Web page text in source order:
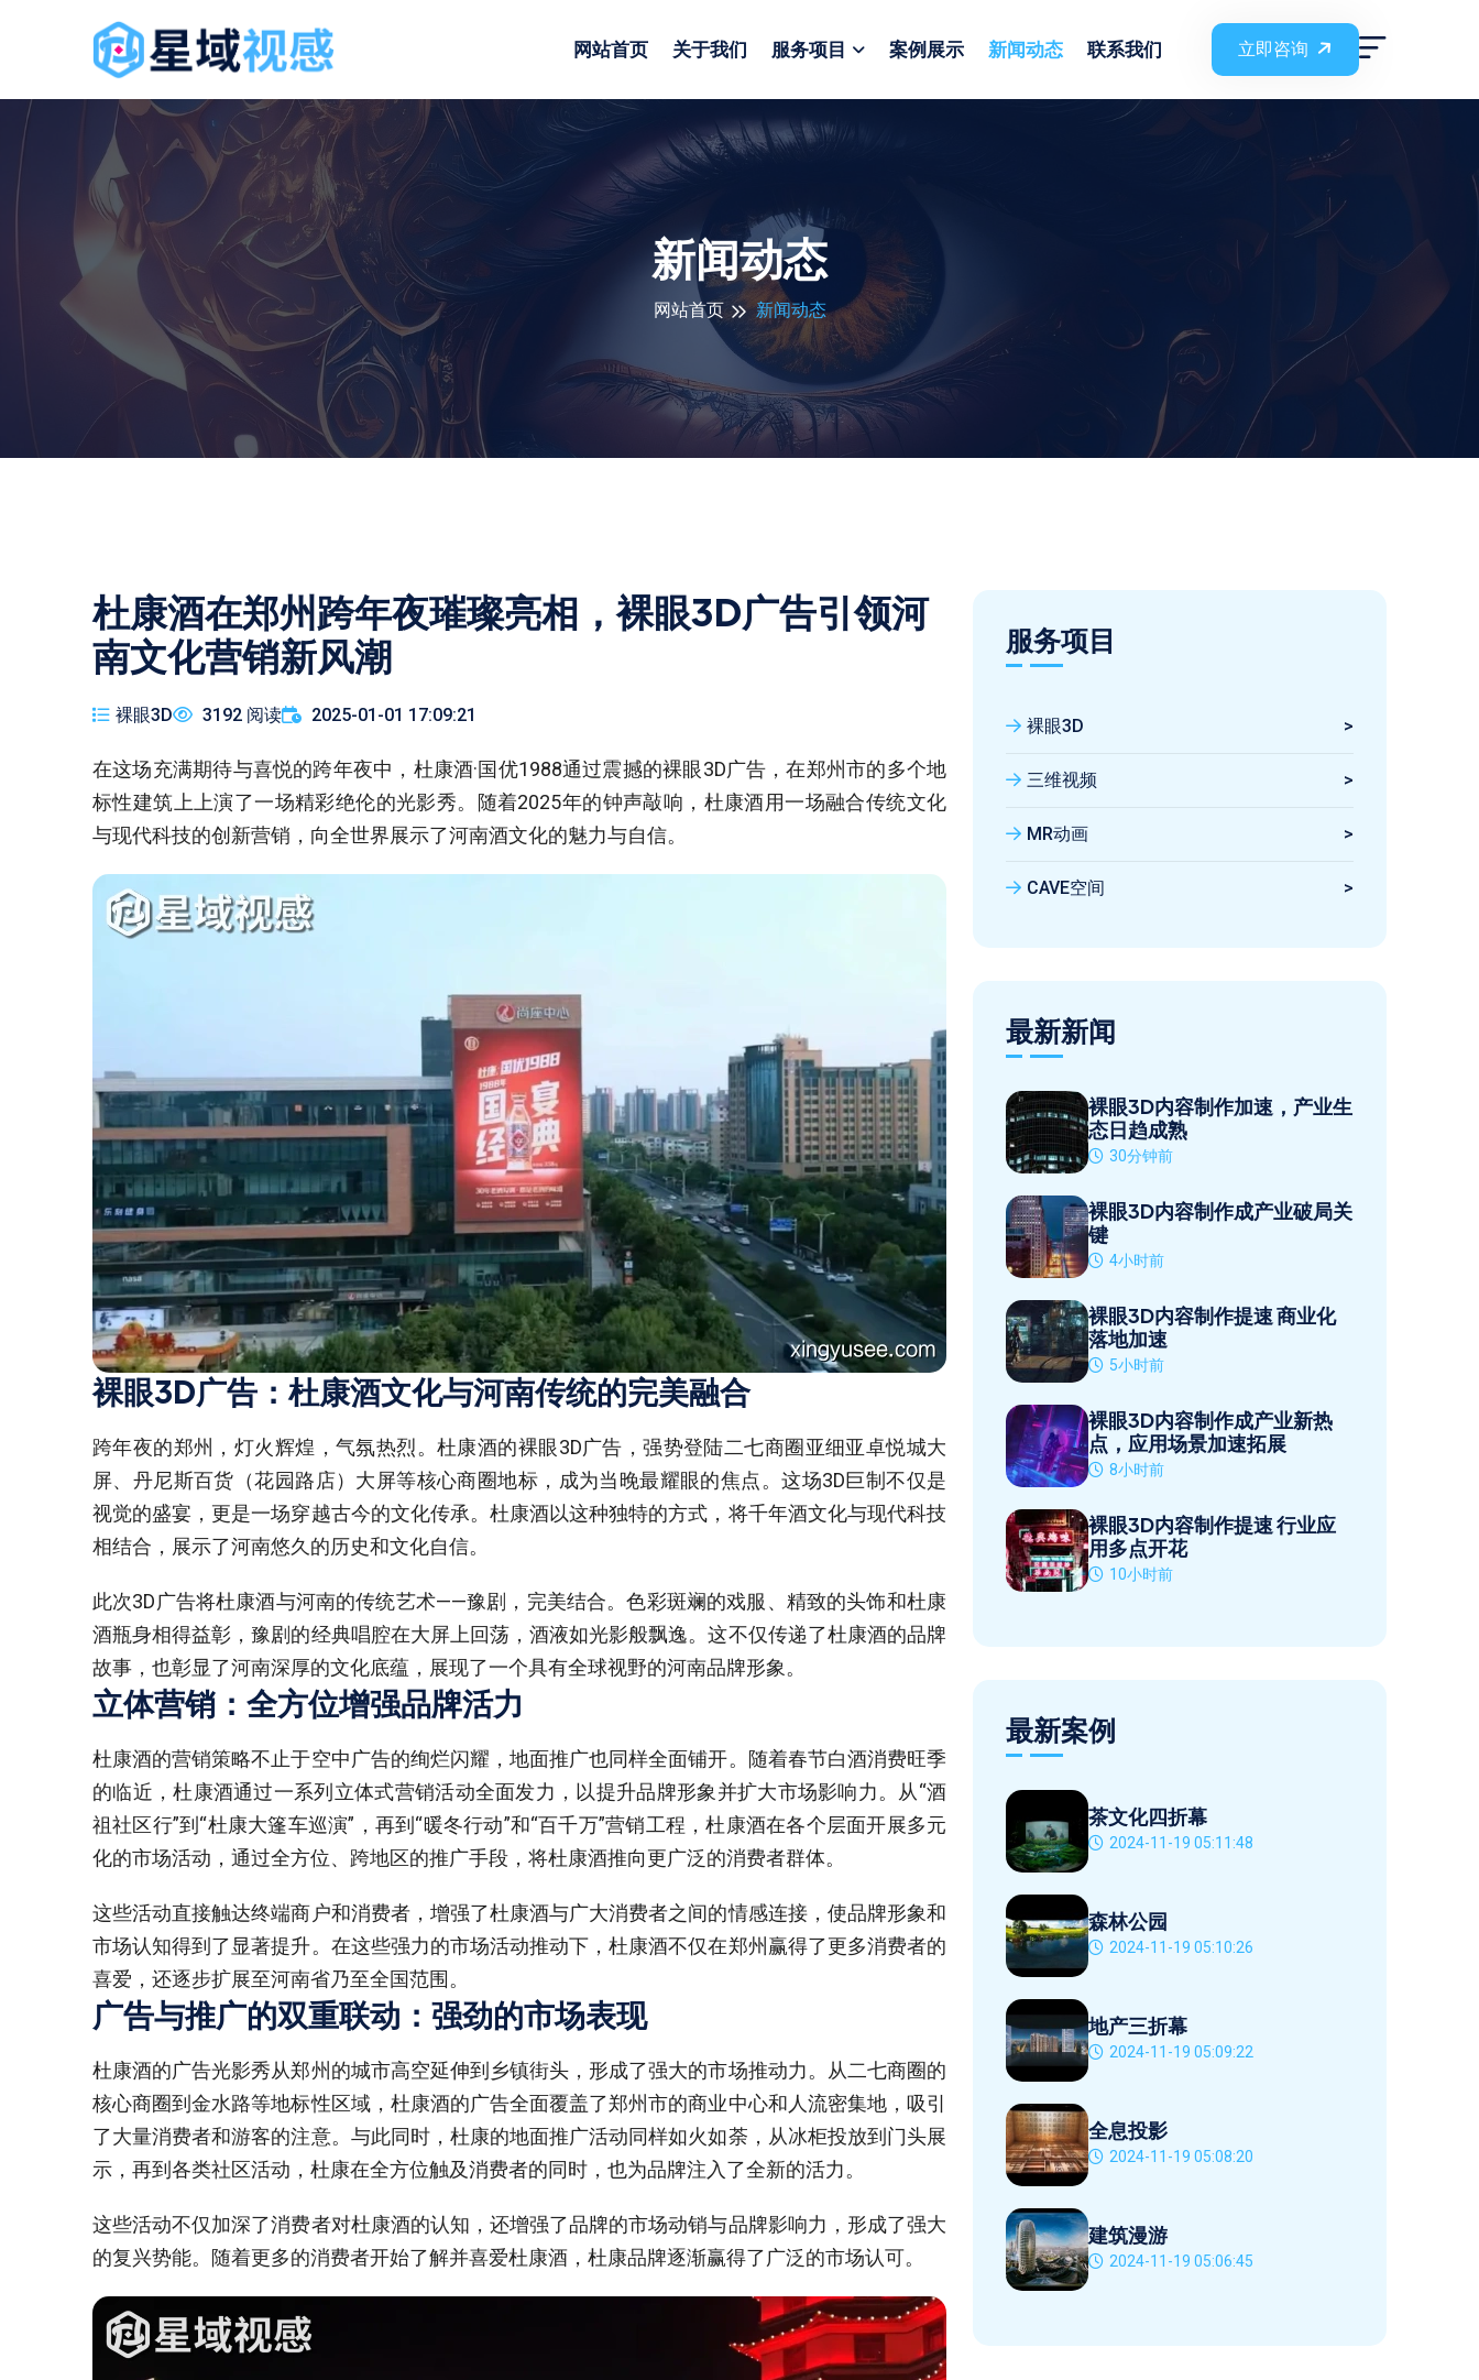
网站首页 关于我们 服务项目 案例展示 新闻动态 联系我们 立即咨询
新闻动态
网站首页 新闻动态
杜康酒在郑州跨年夜璀璨亮相，裸眼3D广告引领河
南文化营销新风潮
裸眼3D 3192 阅读 2025-01-01 17:09:21
在这场充满期待与喜悦的跨年夜中，杜康酒·国优1988通过震撼的裸眼3D广告，在郑州市的多个地
标性建筑上上演了一场精彩绝伦的光影秀。随着2025年的钟声敲响，杜康酒用一场融合传统文化
与现代科技的创新营销，向全世界展示了河南酒文化的魅力与自信。
裸眼3D广告：杜康酒文化与河南传统的完美融合
跨年夜的郑州，灯火辉煌，气氛热烈。杜康酒的裸眼3D广告，强势登陆二七商圈亚细亚卓悦城大
屏、丹尼斯百货（花园路店）大屏等核心商圈地标，成为当晚最耀眼的焦点。这场3D巨制不仅是
视觉的盛宴，更是一场穿越古今的文化传承。杜康酒以这种独特的方式，将千年酒文化与现代科技
相结合，展示了河南悠久的历史和文化自信。
此次3D广告将杜康酒与河南的传统艺术——豫剧，完美结合。色彩斑斓的戏服、精致的头饰和杜康
酒瓶身相得益彰，豫剧的经典唱腔在大屏上回荡，酒液如光影般飘逸。这不仅传递了杜康酒的品牌
故事，也彰显了河南深厚的文化底蕴，展现了一个具有全球视野的河南品牌形象。
立体营销：全方位增强品牌活力
杜康酒的营销策略不止于空中广告的绚烂闪耀，地面推广也同样全面铺开。随着春节白酒消费旺季
的临近，杜康酒通过一系列立体式营销活动全面发力，以提升品牌形象并扩大市场影响力。从“酒
祖社区行”到“杜康大篷车巡演”，再到“暖冬行动”和“百千万”营销工程，杜康酒在各个层面开展多元
化的市场活动，通过全方位、跨地区的推广手段，将杜康酒推向更广泛的消费者群体。
这些活动直接触达终端商户和消费者，增强了杜康酒与广大消费者之间的情感连接，使品牌形象和
市场认知得到了显著提升。在这些强力的市场活动推动下，杜康酒不仅在郑州赢得了更多消费者的
喜爱，还逐步扩展至河南省乃至全国范围。
广告与推广的双重联动：强劲的市场表现
杜康酒的广告光影秀从郑州的城市高空延伸到乡镇街头，形成了强大的市场推动力。从二七商圈的
核心商圈到金水路等地标性区域，杜康酒的广告全面覆盖了郑州市的商业中心和人流密集地，吸引
了大量消费者和游客的注意。与此同时，杜康的地面推广活动同样如火如荼，从冰柜投放到门头展
示，再到各类社区活动，杜康在全方位触及消费者的同时，也为品牌注入了全新的活力。
这些活动不仅加深了消费者对杜康酒的认知，还增强了品牌的市场动销与品牌影响力，形成了强大
的复兴势能。随着更多的消费者开始了解并喜爱杜康酒，杜康品牌逐渐赢得了广泛的市场认可。
服务项目
裸眼3D >
三维视频 >
MR动画 >
CAVE空间 >
最新新闻
裸眼3D内容制作加速，产业生
态日趋成熟
30分钟前
裸眼3D内容制作成产业破局关
键
4小时前
裸眼3D内容制作提速 商业化
落地加速
5小时前
裸眼3D内容制作成产业新热
点，应用场景加速拓展
8小时前
裸眼3D内容制作提速 行业应
用多点开花
10小时前
最新案例
茶文化四折幕
2024-11-19 05:11:48
森林公园
2024-11-19 05:10:26
地产三折幕
2024-11-19 05:09:22
全息投影
2024-11-19 05:08:20
建筑漫游
2024-11-19 05:06:45